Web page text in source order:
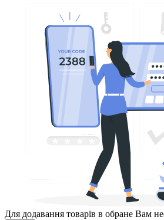
Для додавання товарів в обране Вам